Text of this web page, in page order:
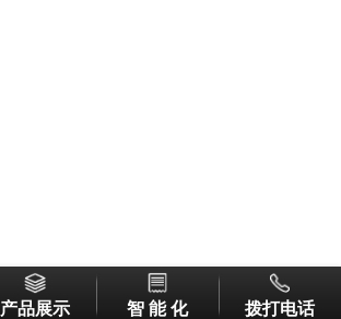
产品展示 智 能 化 拨打电话